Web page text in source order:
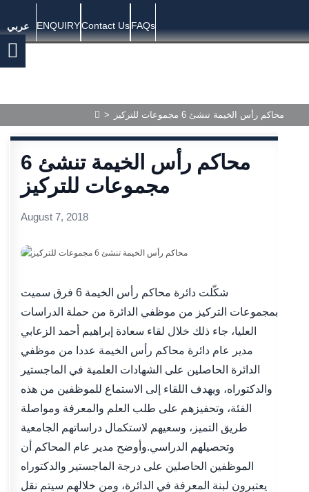
عربي ENQUIRYContact UsFAQs
> محاكم رأس الخيمة تنشئ 6 مجموعات للتركيز
محاكم رأس الخيمة تنشئ 6
مجموعات للتركيز
August 7, 2018
شكّلت دائرة محاكم رأس الخيمة 6 فرق سميت
بمجموعات التركيز من موظفي الدائرة من حملة الدراسات
العليا، جاء ذلك خلال لقاء سعادة إبراهيم أحمد الزعابي
مدير عام دائرة محاكم رأس الخيمة عددا من موظفي
الدائرة الحاصلين على الشهادات العلمية في الماجستير
والدكتوراه، ويهدف اللقاء إلى الاستماع للموظفين من هذه
الفئة، وتحفيزهم على طلب العلم والمعرفة ومواصلة
طريق التميز، وسعيهم لاستكمال دراساتهم الجامعية
وتحصيلهم الدراسي.وأوضح مدير عام المحاكم أن
الموظفين الحاصلين على درجة الماجستير والدكتوراه
يعتبرون لبنة المعرفة في الدائرة، ومن خلالهم سيتم نقل